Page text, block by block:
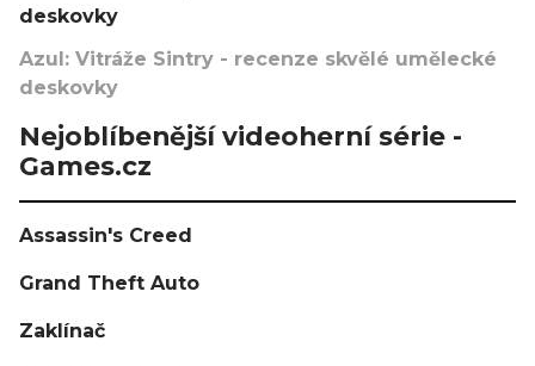
deskovky
Azul: Vitráže Sintry - recenze skvělé umělecké
deskovky
Nejoblíbenější videoherní série -
Games.cz
Assassin's Creed
Grand Theft Auto
Zaklínač